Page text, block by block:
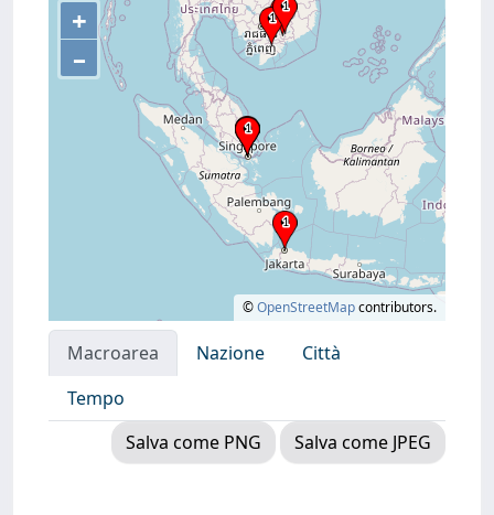
+
–
©OpenStreetMapcontributors.
Macroarea Nazione
Città
Tempo
Salva come PNG
Salva come JPEG